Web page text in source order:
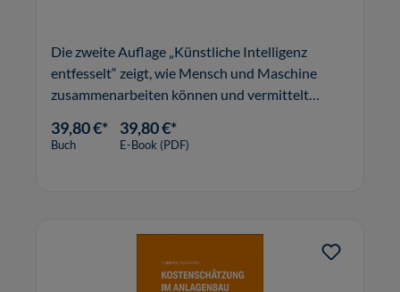
Die zweite Auflage „Künstliche Intelligenz
entfesselt“ zeigt, wie Mensch und Maschine
zusammenarbeiten können und vermittelt
KI-Projekte erfolgreich identifizieren, testen,
39,80 €*
Buch
39,80 €*
E-Book (PDF)